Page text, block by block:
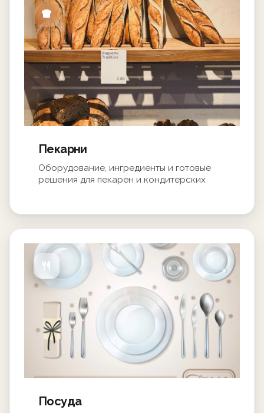
Пекарни
Оборудование, ингредиенты и готовые
решения для пекарен и кондитерских
Посуда